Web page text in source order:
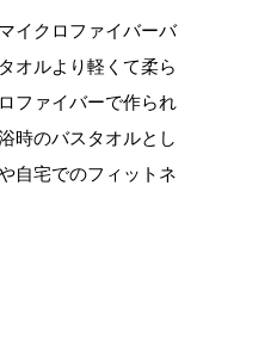
。イクロファイバーバ
オルより軽くて柔ら
ファイバーで作られ
時のバスタオルとし
自宅でのフィットネ